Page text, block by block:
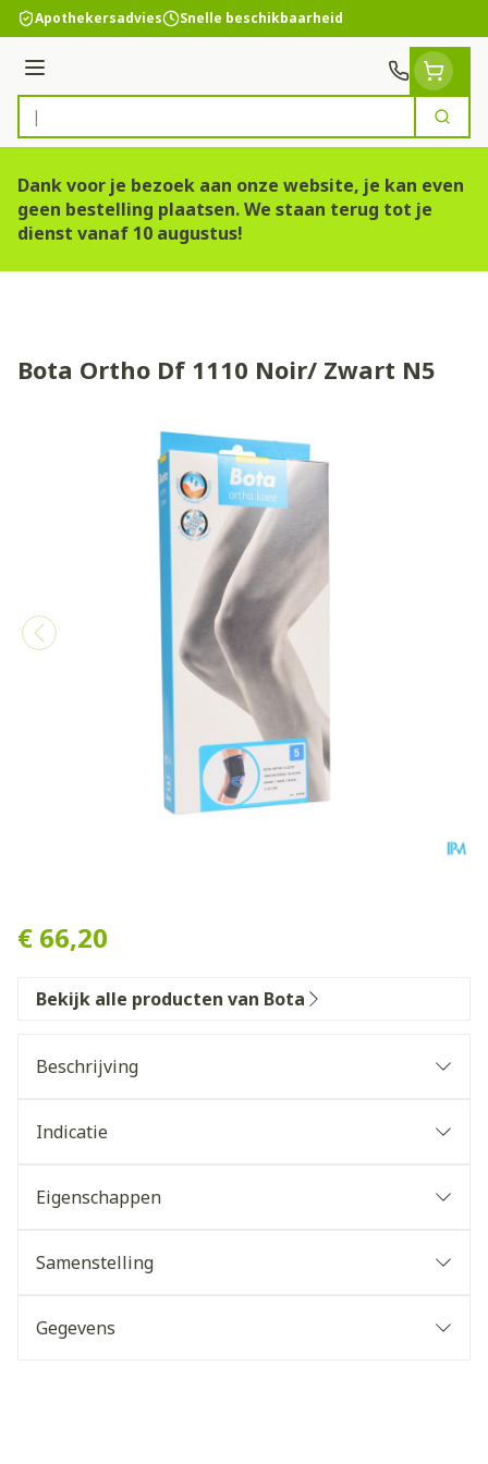
Ga naar de inhoud
Apothekersadvies Snelle beschikbaarheid
Menu
Product, merk, categorie...
Zoek
Dank voor je bezoek aan onze website, je kan even
geen bestelling plaatsen. We staan terug tot je
dienst vanaf 10 augustus!
Bota Ortho Df 1110 Noir/ Zwart N5
€ 66,20
Bekijk alle producten van Bota
Beschrijving
Indicatie
Eigenschappen
Samenstelling
Gegevens